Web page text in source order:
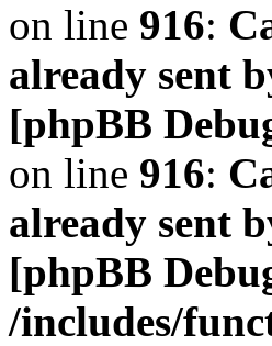
on line 916:
already sent
[phpBB
on line 916:
already sent
[phpBB
/includes/